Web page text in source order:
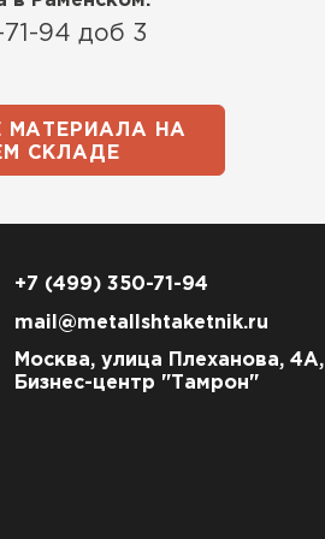
94 доб 3
МАТЕРИАЛА НА
СКЛАДЕ
+7 (499) 350-71-94
mail@metallshtaketnik.ru
Москва, улица Плеханова, 4А,
Бизнес-центр "Тамрон"